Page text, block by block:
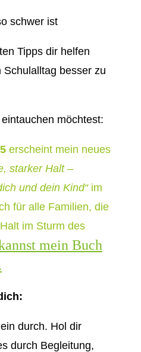
schwer ist
Tipps dir helfen
Schulalltag besser zu
möchtest:
erscheint mein neues
starker Halt –
und dein Kind“im
für alle Familien, die
im Sturm des
mein Buch
durch. Hol dir
durch Begleitung,